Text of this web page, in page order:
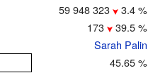
59 948 323 3.4 %
173 39.5 %
Sarah Palin
45.65 %